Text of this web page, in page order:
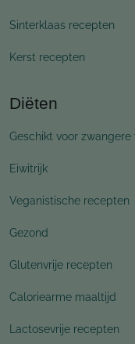
Sinterklaas recepten
Kerst recepten
Diëten
Geschikt voor zwangere
Eiwitrijk
Veganistische recepten
Gezond
Glutenvrije recepten
Caloriearme maaltijd
Lactosevrije recepten